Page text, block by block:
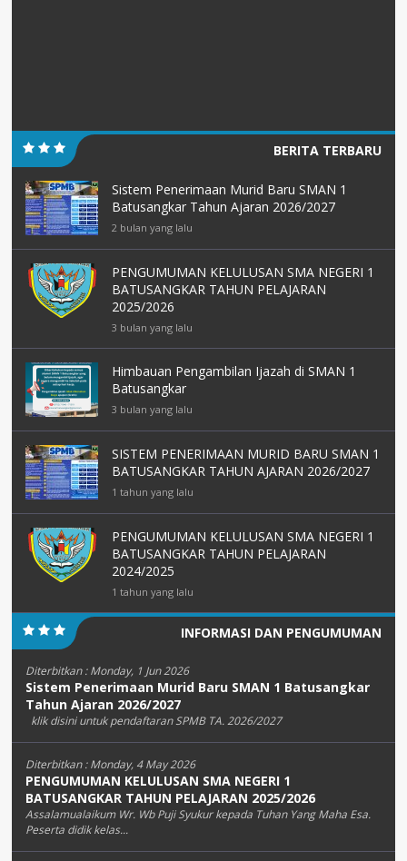
BERITA TERBARU
Sistem Penerimaan Murid Baru SMAN 1
Batusangkar Tahun Ajaran 2026/2027
2 bulan yang lalu
PENGUMUMAN KELULUSAN SMA NEGERI 1
BATUSANGKAR TAHUN PELAJARAN
2025/2026
3 bulan yang lalu
Himbauan Pengambilan Ijazah di SMAN 1
Batusangkar
3 bulan yang lalu
SISTEM PENERIMAAN MURID BARU SMAN 1
BATUSANGKAR TAHUN AJARAN 2026/2027
1 tahun yang lalu
PENGUMUMAN KELULUSAN SMA NEGERI 1
BATUSANGKAR TAHUN PELAJARAN
2024/2025
1 tahun yang lalu
INFORMASI DAN PENGUMUMAN
Diterbitkan :Monday, 1 Jun 2026
Sistem Penerimaan Murid Baru SMAN 1 Batusangkar
Tahun Ajaran 2026/2027
klik disini untuk pendaftaran SPMB TA. 2026/2027
Diterbitkan :Monday, 4 May 2026
PENGUMUMAN KELULUSAN SMA NEGERI 1
BATUSANGKAR TAHUN PELAJARAN 2025/2026
Assalamualaikum Wr. Wb Puji Syukur kepada Tuhan Yang Maha Esa.
Peserta didik kelas...